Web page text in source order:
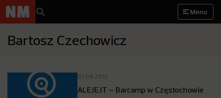
Menu
Bartosz Czechowicz
01.08.2012
ALEJE.IT – Barcamp w Częstochowie